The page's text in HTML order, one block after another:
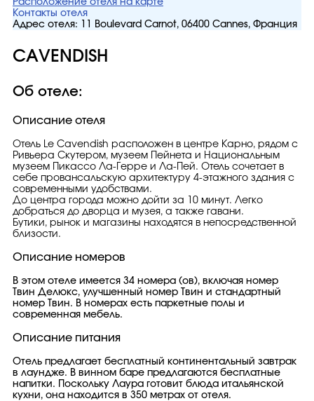
Расположение отеля на карте
Контакты отеля
Адрес отеля:
11 Boulevard Carnot, 06400 Cannes, Франция
CAVENDISH
Об отеле:
Описание отеля
Отель Le Cavendish расположен в центре Карно, рядом с
Ривьера Скутером, музеем Пейнета и Национальным
музеем Пикассо Ла-Герре и Ла-Пей. Отель сочетает в
себе провансальскую архитектуру 4-этажного здания с
современными удобствами.
До центра города можно дойти за 10 минут. Легко
добраться до дворца и музея, а также гавани.
Бутики, рынок и магазины находятся в непосредственной
близости.
Описание номеров
В этом отеле имеется 34 номера (ов), включая номер
Твин Делюкс, улучшенный номер Твин и стандартный
номер Твин. В номерах есть паркетные полы и
современная мебель.
Описание питания
Отель предлагает бесплатный континентальный завтрак
в лаундже. В винном баре предлагаются бесплатные
напитки. Поскольку Лаура готовит блюда итальянской
кухни, она находится в 350 метрах от отеля.